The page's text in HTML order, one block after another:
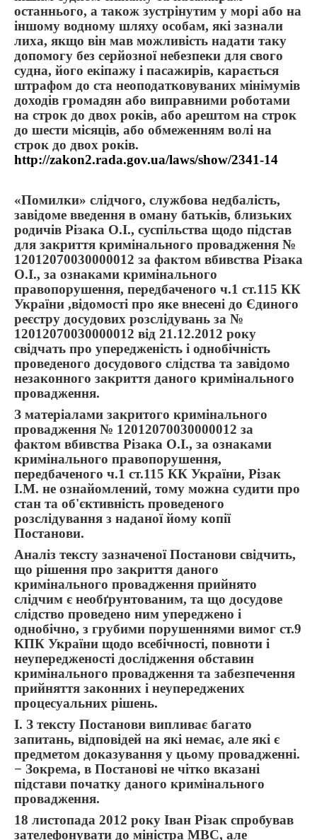
останнього, а також зустрінутим у морі або на
іншому водному шляху особам, які зазнали
лиха, якщо він мав можливість надати таку
допомогу без серйозної небезпеки для свого
судна, його екіпажу і пасажирів, карається
штрафом до ста неоподатковуваних мінімумів
доходів громадян або виправними роботами
на строк до двох років, або арештом на строк
до шести місяців, або обмеженням волі на
строк до двох років.
http://zakon2.rada.gov.ua/laws/show/2341-14
«Помилки» слідчого, службова недбалість,
завідоме введення в оману батьків, близьких
родичів Різака О.І., суспільства щодо підстав
для закриття кримінального провадження №
12012070030000012 за фактом вбивства Різака
О.І., за ознаками кримінального
правопорушення, передбаченого ч.1 ст.115 КК
України ,відомості про яке внесені до Єдиного
реєстру досудових розслідувань за №
12012070030000012 від 21.12.2012 року
свідчать про упередженість і однобічність
проведеного досудового слідства та завідомо
незаконного закриття даного кримінального
провадження.
З матеріалами закритого кримінального
провадження № 12012070030000012 за
фактом вбивства Різака О.І., за ознаками
кримінального правопорушення,
передбаченого ч.1 ст.115 КК України, Різак
І.М. не ознайомлений, тому можна судити про
стан та об'єктивність проведеного
розслідування з наданої йому копії
Постанови.
Аналіз тексту зазначеної Постанови свідчить,
що рішення про закриття даного
кримінального провадження прийнято
слідчим є необґрунтованим, та що досудове
слідство проведено ним упереджено і
однобічно, з грубими порушеннями вимог ст.9
КПК України щодо всебічності, повноти і
неупередженості дослідження обставин
кримінального провадження та забезпечення
прийняття законних і неупереджених
процесуальних рішень.
I. З тексту Постанови випливає багато
запитань, відповідей на які немає, але які є
предметом доказування у цьому провадженні.
− Зокрема, в Постанові не чітко вказані
підстави початку даного кримінального
провадження.
18 листопада 2012 року Іван Різак спробував
зателефонувати до міністра МВС, але